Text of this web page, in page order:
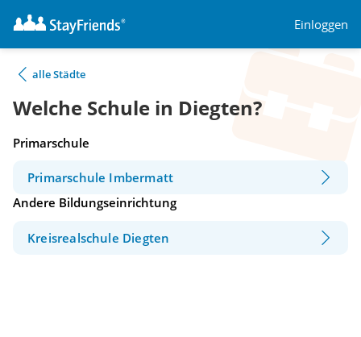
Einloggen
alle Städte
Welche Schule in Diegten?
Primarschule
Primarschule Imbermatt
Andere Bildungseinrichtung
Kreisrealschule Diegten